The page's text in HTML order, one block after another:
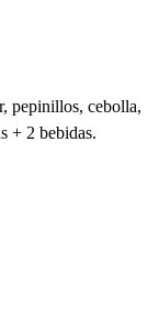
pepinillos, cebolla,
+ 2 bebidas.